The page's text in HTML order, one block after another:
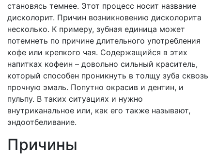
становясь темнее. Этот процесс носит название
дисколорит. Причин возникновению дисколорита
несколько. К примеру, зубная единица может
потемнеть по причине длительного употребления
кофе или крепкого чая. Содержащийся в этих
напитках кофеин – довольно сильный краситель,
который способен проникнуть в толщу зуба сквозь
прочную эмаль. Попутно окрасив и дентин, и
пульпу. В таких ситуациях и нужно
внутриканальное или, как его также называют,
эндоотбеливание.
Причины